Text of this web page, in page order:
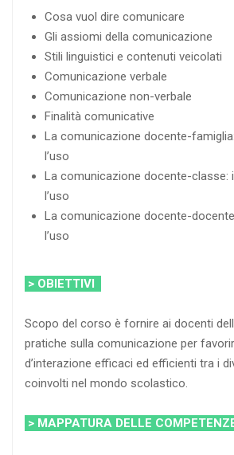
Cosa vuol dire comunicare
Gli assiomi della comunicazione
Stili linguistici e contenuti veicolati
Comunicazione verbale
Comunicazione non-verbale
Finalità comunicative
La comunicazione docente-
l’uso
La comunicazione docente-classe:
l’uso
La comunicazione docente-
l’uso
> OBIETTIVI
Scopo del corso è fornire ai docenti
pratiche sulla comunicazione per
d’interazione efficaci ed efficienti tra i
coinvolti nel mondo scolastico.
> MAPPATURA DELLE